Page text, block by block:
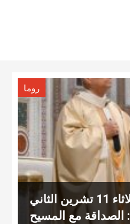
روما
عناوين نشرة الثلاثاء 11 تشرين الثاني